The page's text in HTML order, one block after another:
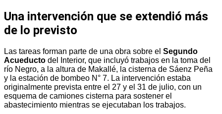
Una intervención que se extendió más
de lo previsto
Las tareas forman parte de una obra sobre el Segundo
Acueducto del Interior, que incluyó trabajos en la toma del
río Negro, a la altura de Makallé, la cisterna de Sáenz Peña
y la estación de bombeo N° 7. La intervención estaba
originalmente prevista entre el 27 y el 31 de julio, con un
esquema de camiones cisterna para sostener el
abastecimiento mientras se ejecutaban los trabajos.